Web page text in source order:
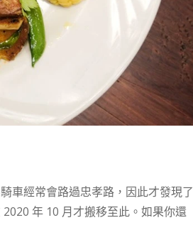
車經常會路過忠孝路，因此才發現了
年 10 月才搬移至此。如果你還